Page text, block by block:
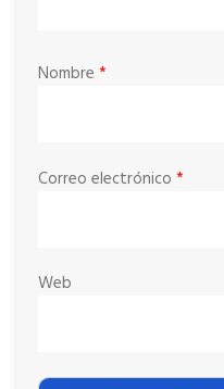
Nombre *
Correo electrónico *
Web